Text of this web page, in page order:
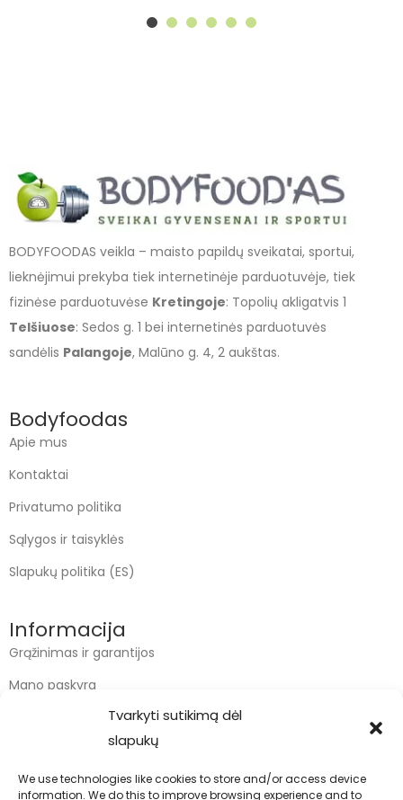
Tvarkyti sutikimą dėl
slapukų
We use technologies like cookies to store and/or access device
information. We do this to improve browsing experience and to
BODYFOODAS veikla – maisto papildų sveikatai, sportui,
lieknėjimui prekyba tiek internetinėje parduotuvėje, tiek
fizinėse parduotuvėse Kretingoje: Topolių akligatvis 1
Telšiuose: Sedos g. 1 bei internetinės parduotuvės
sandėlis Palangoje, Malūno g. 4, 2 aukštas.
Bodyfoodas
Apie mus
Kontaktai
Privatumo politika
Sąlygos ir taisyklės
Slapukų politika (ES)
Informacija
Grąžinimas ir garantijos
Mano paskyra